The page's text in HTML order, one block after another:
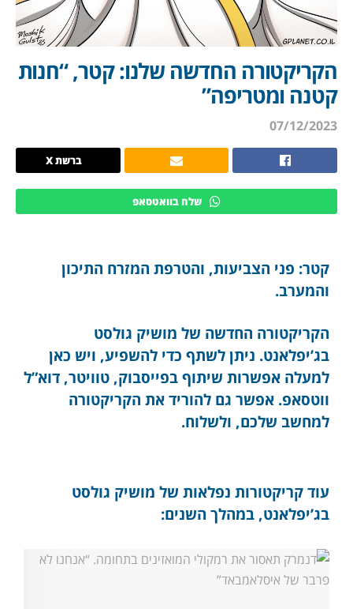
הקריקטורה החדשה שלנו: קטר, “חנות
קטנה ומטריפה”
07/12/2023
ברשת X
שלח בוואטסאפ
קטר: פני הצביעות, והטרפת המזרח התיכון
והמערב.
הקריקטורה החדשה של מושיק גולסט
בג’יפלאנט. ניתן לשתף כדי להשפיע, ויש כאן
למעלה אפשרות שיתוף בפייסבוק, טוויטר, דוא”ל
ווטסאפ. אפשר גם להוריד את הקריקטורה
למחשב שלכם, ולשלוח.
עוד קריקטורות נפלאות של מושיק גולסט
בג’יפלאנט, במהלך השנים: